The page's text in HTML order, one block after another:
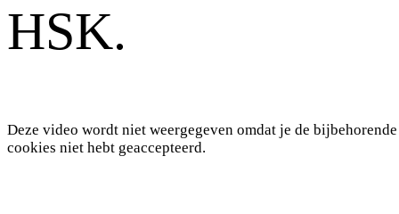
HSK.
Deze video wordt niet weergegeven omdat je de bijbehorende
cookies niet hebt geaccepteerd.